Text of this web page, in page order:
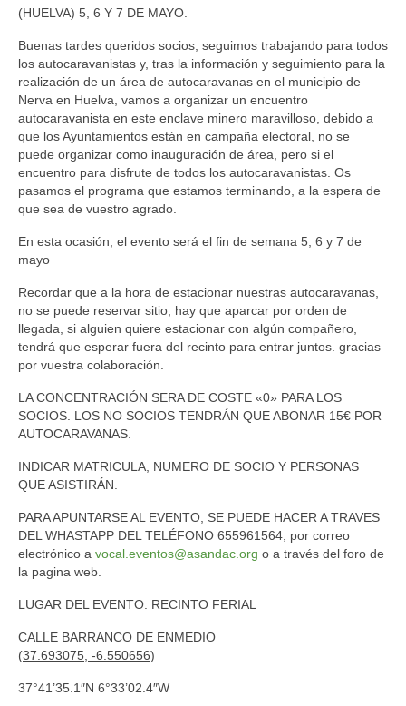
Noticias
Eventos
Próximos eventos
Eventos celebrados
Hoja de inscripción a eventos
Galerias
Fotos
Videos
Foro
(HUELVA) 5, 6 Y 7 DE MAYO.
Buenas tardes queridos socios, seguimos trabajando para todos
los autocaravanistas y, tras la información y seguimiento para la
realización de un área de autocaravanas en el municipio de
Nerva en Huelva, vamos a organizar un encuentro
autocaravanista en este enclave minero maravilloso, debido a
que los Ayuntamientos están en campaña electoral, no se
puede organizar como inauguración de área, pero si el
encuentro para disfrute de todos los autocaravanistas. Os
pasamos el programa que estamos terminando, a la espera de
que sea de vuestro agrado.
En esta ocasión, el evento será el fin de semana 5, 6 y 7 de
mayo
Recordar que a la hora de estacionar nuestras autocaravanas,
no se puede reservar sitio, hay que aparcar por orden de
llegada, si alguien quiere estacionar con algún compañero,
tendrá que esperar fuera del recinto para entrar juntos. gracias
por vuestra colaboración.
LA CONCENTRACIÓN SERA DE COSTE «0» PARA LOS
SOCIOS. LOS NO SOCIOS TENDRÁN QUE ABONAR 15€ POR
AUTOCARAVANAS.
INDICAR MATRICULA, NUMERO DE SOCIO Y PERSONAS
QUE ASISTIRÁN.
PARA APUNTARSE AL EVENTO, SE PUEDE HACER A TRAVES
DEL WHASTAPP DEL TELÉFONO 655961564, por correo
electrónico a vocal.eventos@asandac.org o a través del foro de
la pagina web.
LUGAR DEL EVENTO: RECINTO FERIAL
CALLE BARRANCO DE ENMEDIO
(37.693075, -6.550656)
37°41’35.1″N 6°33’02.4″W